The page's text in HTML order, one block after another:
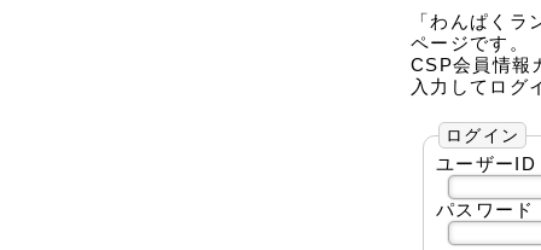
「わんぱく
ページです。
CSP会員情報
入力してログ
ログイン
ユーザーID
パスワード